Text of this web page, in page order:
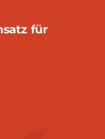
für